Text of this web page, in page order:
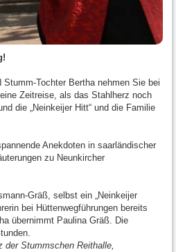
Stumm-Tochter Bertha nehmen Sie bei
Zeitreise, als das Stahlherz noch
die „Neinkeijer Hitt“ und die Familie
Anekdoten in saarländischer
zu Neunkircher
Gräß, selbst ein „Neinkeijer
bei Hüttenwegführungen bereits
übernimmt Paulina Gräß. Die
der Stummschen Reithalle,